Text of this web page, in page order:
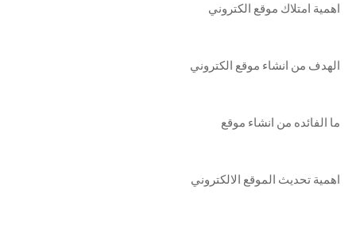
اهمية امتلاك موقع الكتروني
الهدف من انشاء موقع الكتروني
ما الفائده من انشاء موقع
اهمية تحديث الموقع الالكتروني